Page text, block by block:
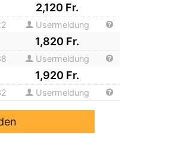
2,120 Fr.
Usermeldung
1,820 Fr.
Usermeldung
1,920 Fr.
Usermeldung